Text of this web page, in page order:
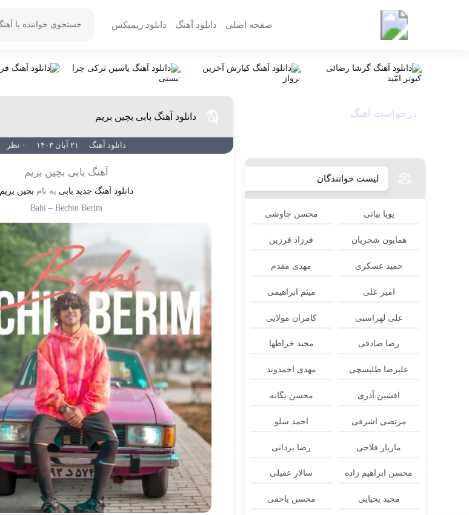
صفحه اصلی دانلود آهنگ دانلود ریمیکس
دانلود آهنگ بابی بچین بریم
دانلود آهنگ / ۲۱ آبان ۱۴۰۳ / ۰ نظر
آهنگ بابی بچین بریم
دانلود آهنگ جدید بابی به نام بچین بریم
Babi – Bechin Berim
درخواست آهنگ
لیست خوانندگان
پویا بیاتی محسن چاوشی
همایون شجریان فرزاد فرزین
حمید عسکری مهدی مقدم
امیر علی میثم ابراهیمی
علی لهراسبی کامران مولایی
رضا صادقی مجید خراطها
علیرضا طلیسچی مهدی احمدوند
افشین آذری محسن یگانه
مرتضی اشرفی احمد سلو
مازیار فلاحی رضا یزدانی
محسن ابراهیم زاده سالار عقیلی
مجید یحیایی محسن یاحقی